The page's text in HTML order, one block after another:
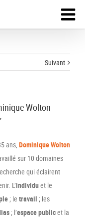
Suivant
Wolton
ans, Dominique Wolton
sur 10 domaines
qui éclairent
L’individuet le
; le travail ; les
; l’espace publicet la